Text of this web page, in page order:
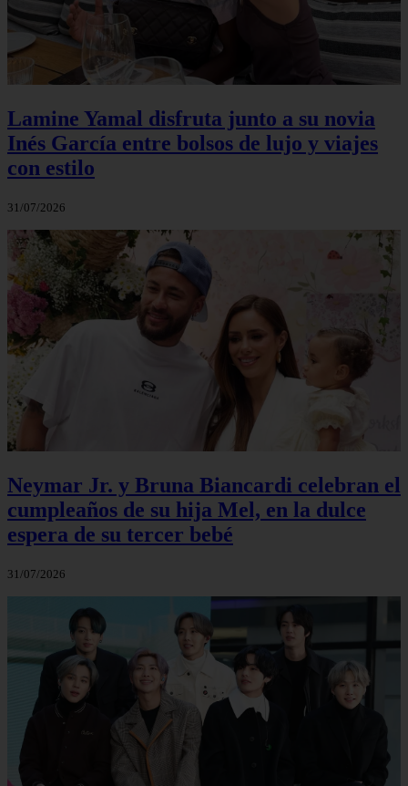
Lamine Yamal disfruta junto a su novia
Inés García entre bolsos de lujo y viajes
con estilo
31/07/2026
Neymar Jr. y Bruna Biancardi celebran el
cumpleaños de su hija Mel, en la dulce
espera de su tercer bebé
31/07/2026